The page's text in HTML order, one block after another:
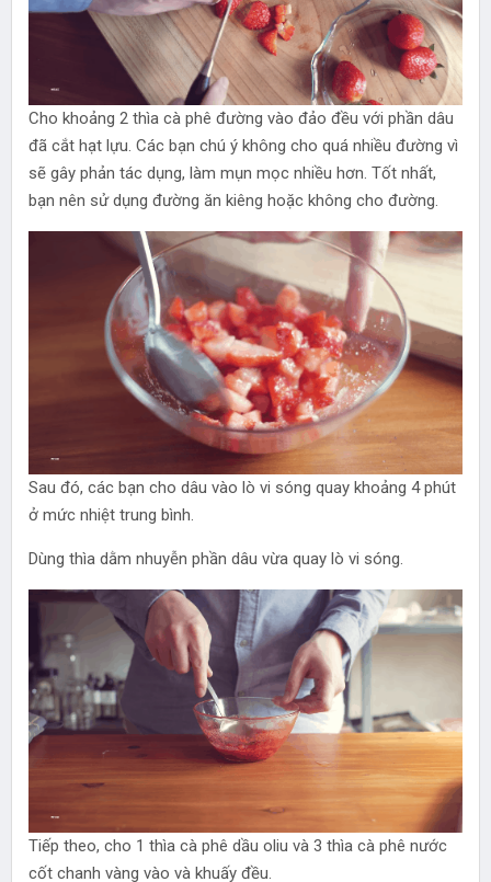
Cho khoảng 2 thìa cà phê đường vào đảo đều với phần dâu
đã cắt hạt lựu. Các bạn chú ý không cho quá nhiều đường vì
sẽ gây phản tác dụng, làm mụn mọc nhiều hơn. Tốt nhất,
bạn nên sử dụng đường ăn kiêng hoặc không cho đường.
Sau đó, các bạn cho dâu vào lò vi sóng quay khoảng 4 phút
ở mức nhiệt trung bình.
Dùng thìa dằm nhuyễn phần dâu vừa quay lò vi sóng.
Tiếp theo, cho 1 thìa cà phê dầu oliu và 3 thìa cà phê nước
cốt chanh vàng vào và khuấy đều.